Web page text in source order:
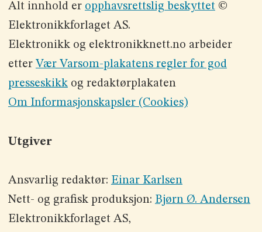
Alt innhold er opphavsrettslig beskyttet©
Elektronikkforlaget AS.
Elektronikk og elektronikknett.no arbeider
etter Vær Varsom-plakatens regler for god
presseskikkog redaktørplakaten
Om Informasjonskapsler (Cookies)
Utgiver
Ansvarlig redaktør: Einar Karlsen
Nett- og grafisk produksjon: Bjørn Ø. Andersen
Elektronikkforlaget AS,